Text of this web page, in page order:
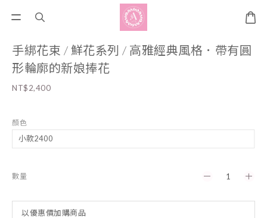
手綁花束 / 鮮花系列 / 高雅經典風格．帶有圓
形輪廓的新娘捧花
NT$2,400
顏色
數量
以優惠價加購商品